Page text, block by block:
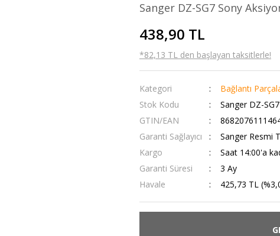
Sanger DZ-SG7 Sony
438,90 TL
*82,13 TL den başlayan taksitlerle!
Kategori Bağlantı
Stok Kodu
Sanger DZ-SG7
GTIN/EAN
Garanti Sağlayıcı
Sanger Resmi
Kargo
Saat 14:00'a
Garanti Süresi
3 Ay
Havale
425,73 TL